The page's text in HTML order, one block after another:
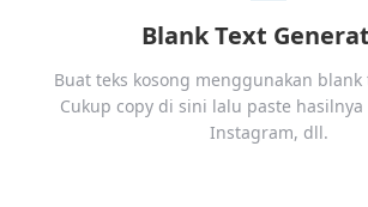
Blank Text
Buat teks kosong menggunakan blank
Cukup copy di sini lalu paste hasilnya
Instagram, dll.